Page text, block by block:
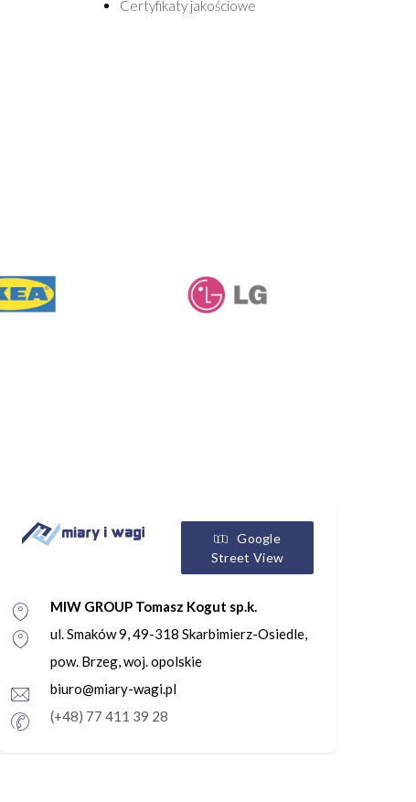
Certyfikaty jakościowe
Google
Street View
MIW GROUP Tomasz Kogut sp.k.
ul. Smaków 9, 49-318 Skarbimierz-Osiedle,
pow. Brzeg, woj. opolskie
biuro@miary-wagi.pl
(+48) 77 411 39 28